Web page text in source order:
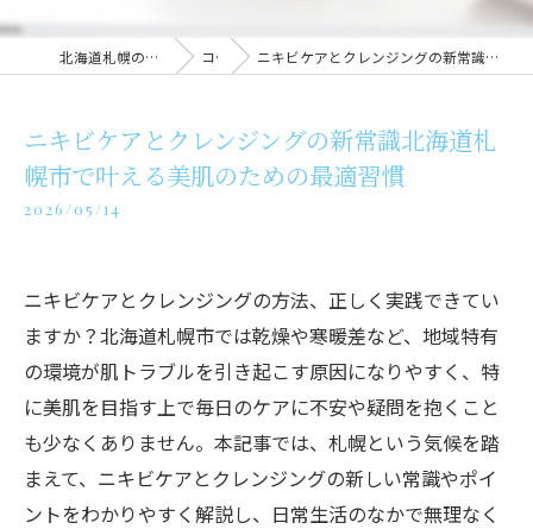
北海道札幌のエステならLIME札幌 コラム ニキビケアとクレンジングの新常識北海道札幌市で叶える美肌のための最適習慣
ニキビケアとクレンジングの新常識北海道札
幌市で叶える美肌のための最適習慣
2026/05/14
ニキビケアとクレンジングの方法、正しく実践できてい
ますか？北海道札幌市では乾燥や寒暖差など、地域特有
の環境が肌トラブルを引き起こす原因になりやすく、特
に美肌を目指す上で毎日のケアに不安や疑問を抱くこと
も少なくありません。本記事では、札幌という気候を踏
まえて、ニキビケアとクレンジングの新しい常識やポイ
ントをわかりやすく解説し、日常生活のなかで無理なく